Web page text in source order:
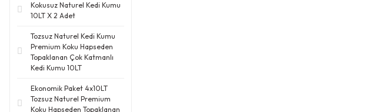
Kokusuz Naturel Kedi Kumu
10LT X 2 Adet
Tozsuz Naturel Kedi Kumu
Premium Koku Hapseden
Topaklanan Çok Katmanlı
Kedi Kumu 10LT
Ekonomik Paket 4x10LT
Tozsuz Naturel Premium
Koku Hapseden Topaklanan